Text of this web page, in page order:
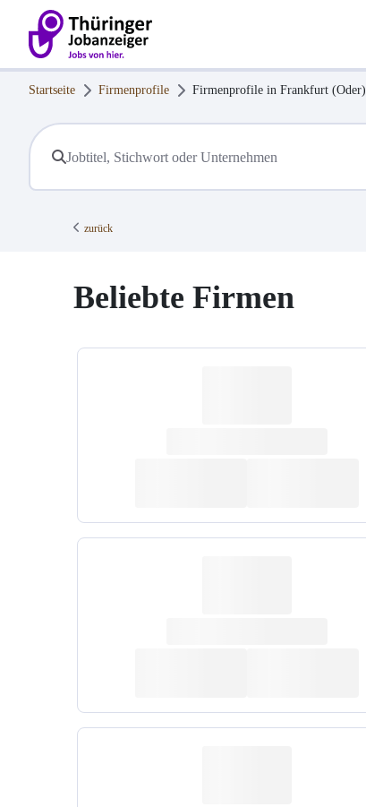
Startseite Firmenprofile Firmenprofile in Frankfurt (Oder)
zurück
Beliebte Firmen